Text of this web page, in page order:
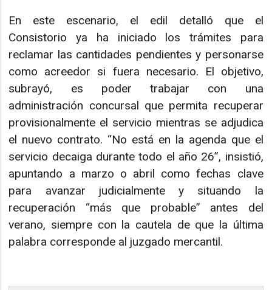
En este escenario, el edil detalló que el
Consistorio ya ha iniciado los trámites para
reclamar las cantidades pendientes y personarse
como acreedor si fuera necesario. El objetivo,
subrayó, es poder trabajar con una
administración concursal que permita recuperar
provisionalmente el servicio mientras se adjudica
el nuevo contrato. “No está en la agenda que el
servicio decaiga durante todo el año 26”, insistió,
apuntando a marzo o abril como fechas clave
para avanzar judicialmente y situando la
recuperación “más que probable” antes del
verano, siempre con la cautela de que la última
palabra corresponde al juzgado mercantil.